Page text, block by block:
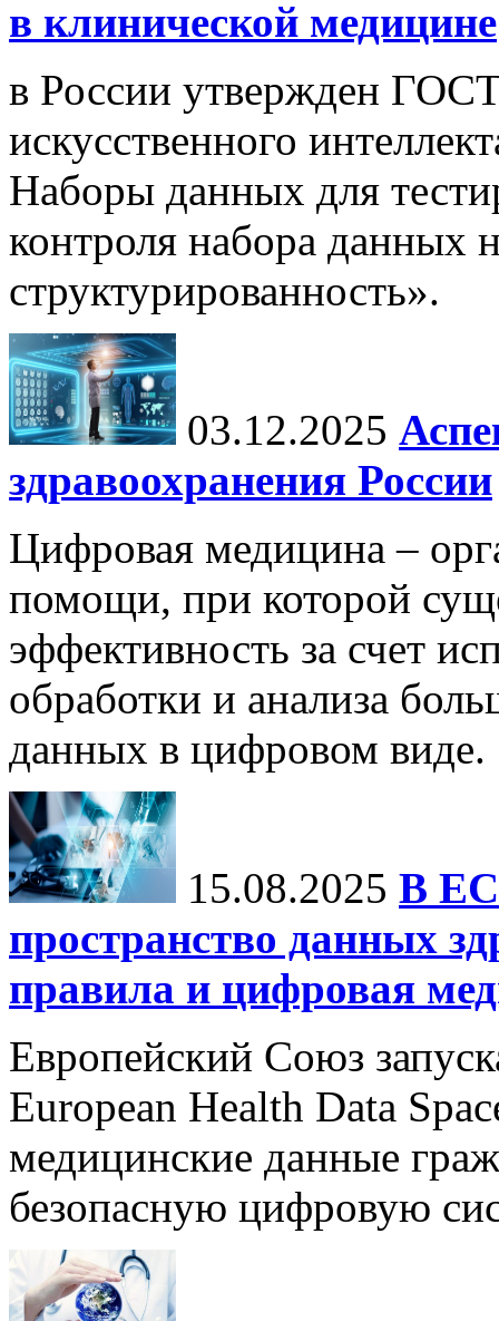
в клинической медицине
в России утвержден
искусственного
Наборы данных для
контроля набора данных
структурированность».
03.12.2025
здравоохранения России
Цифровая медицина –
помощи, при которой
эффективность за счет
обработки и анализа
данных в цифровом виде.
15.08.2025 В ЕС
пространство данных
правила и цифровая
Европейский Союз
European Health Data
медицинские данные
безопасную цифровую